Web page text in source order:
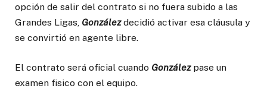
opción de salir del contrato si no fuera subido a las
Grandes Ligas, Gonzálezdecidió activar esa cláusula y
se convirtió en agente libre.
El contrato será oficial cuando Gonzálezpase un
examen fisico con el equipo.